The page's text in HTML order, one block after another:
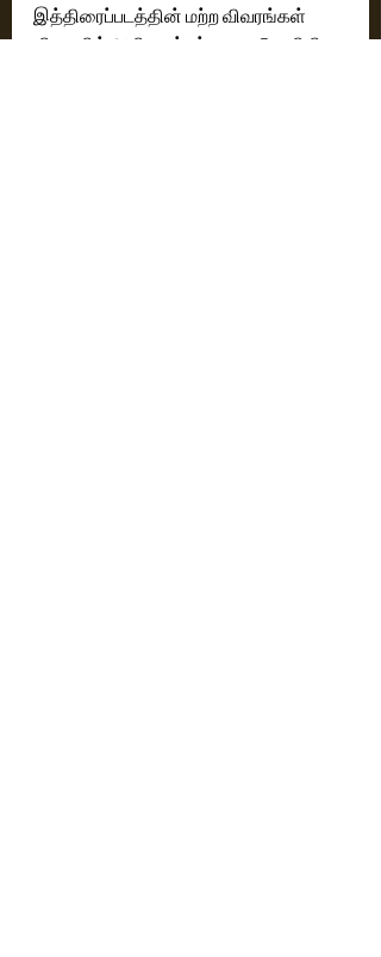
இத்திரைப்படத்தின் மற்ற விவரங்கள்
விரைவில் அதிகாரப்பூர்வமாக வெளியிட